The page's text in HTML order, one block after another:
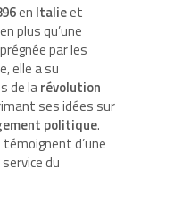
en Italieet
plus qu’une
par les
elle a su
de larévolution
ses idées sur
politique.
d’une
du